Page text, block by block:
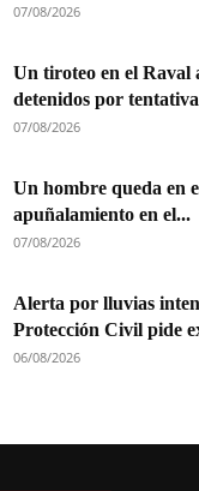
07/08/2026
Un tiroteo en el Raval
detenidos por
07/08/2026
Un hombre queda en
apuñalamiento en el...
07/08/2026
Alerta por lluvias
Protección Civil pide
06/08/2026